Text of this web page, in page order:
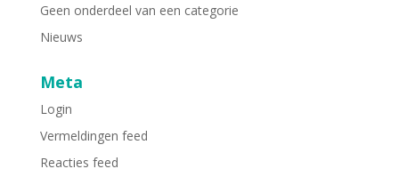
Geen onderdeel van een categorie
Nieuws
Meta
Login
Vermeldingen feed
Reacties feed